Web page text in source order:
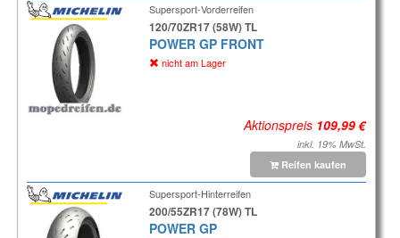
Supersport-Vorderreifen
120/70ZR17 (58W) TL
POWER GP FRONT
nicht am Lager
Aktionspreis
inkl. 19% MwSt.
Reifen kaufen
Supersport-Hinterreifen
200/55ZR17 (78W) TL
POWER GP